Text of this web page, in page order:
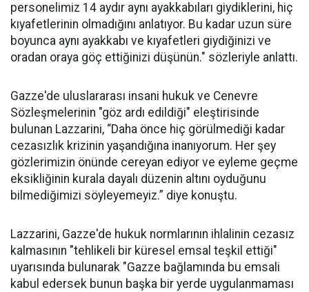
personelimiz 14 aydır aynı ayakkabıları giydiklerini, hiç
kıyafetlerinin olmadığını anlatıyor. Bu kadar uzun süre
boyunca aynı ayakkabı ve kıyafetleri giydiğinizi ve
oradan oraya göç ettiğinizi düşünün." sözleriyle anlattı.
Gazze'de uluslararası insani hukuk ve Cenevre
Sözleşmelerinin "göz ardı edildiği" eleştirisinde
bulunan Lazzarini, “Daha önce hiç görülmediği kadar
cezasızlık krizinin yaşandığına inanıyorum. Her şey
gözlerimizin önünde cereyan ediyor ve eyleme geçme
eksikliğinin kurala dayalı düzenin altını oyduğunu
bilmediğimizi söyleyemeyiz.” diye konuştu.
Lazzarini, Gazze'de hukuk normlarının ihlalinin cezasız
kalmasının "tehlikeli bir küresel emsal teşkil ettiği"
uyarısında bulunarak "Gazze bağlamında bu emsali
kabul edersek bunun başka bir yerde uygulanmaması